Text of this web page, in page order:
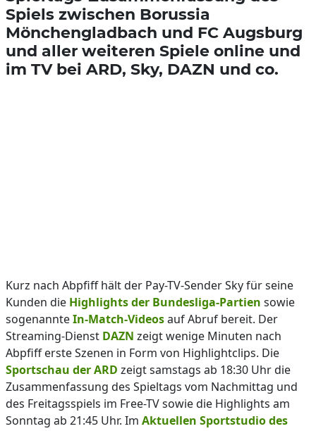
Spiels zwischen Borussia
Mönchengladbach und FC Augsburg
und aller weiteren Spiele online und
im TV bei ARD, Sky, DAZN und co.
Kurz nach Abpfiff hält der Pay-TV-Sender Sky für seine
Kunden die Highlights der Bundesliga-Partien sowie
sogenannteIn-Match-Videosauf Abruf bereit. Der
Streaming-Dienst DAZN zeigt wenige Minuten nach
Abpfiff erste Szenen in Form von Highlightclips. Die
Sportschau der ARD zeigt samstags ab 18:30 Uhr die
Zusammenfassung des Spieltags vom Nachmittag und
des Freitagsspiels im Free-TV sowie die Highlights am
Sonntag ab 21:45 Uhr. Im Aktuellen Sportstudio des